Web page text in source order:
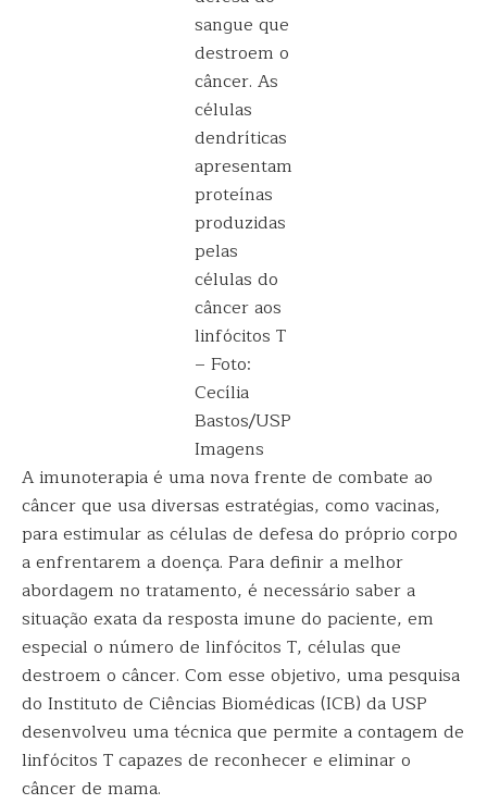
sangue que
destroem o
câncer. As
células
dendríticas
apresentam
proteínas
produzidas
pelas
células do
câncer aos
linfócitos T
– Foto:
Cecília
Bastos/USP
Imagens
A imunoterapia é uma nova frente de combate ao
câncer que usa diversas estratégias, como vacinas,
para estimular as células de defesa do próprio corpo
a enfrentarem a doença. Para definir a melhor
abordagem no tratamento, é necessário saber a
situação exata da resposta imune do paciente, em
especial o número de linfócitos T, células que
destroem o câncer. Com esse objetivo, uma pesquisa
do Instituto de Ciências Biomédicas (ICB) da USP
desenvolveu uma técnica que permite a contagem de
linfócitos T capazes de reconhecer e eliminar o
câncer de mama.